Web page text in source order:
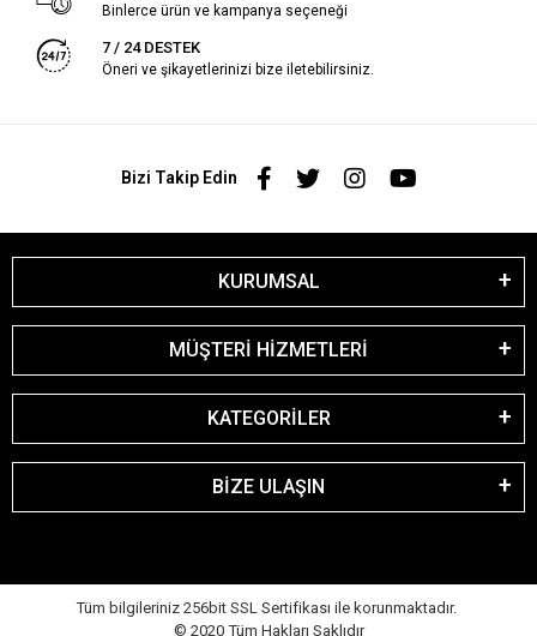
Binlerce ürün ve kampanya seçeneği
7 / 24 DESTEK
Öneri ve şikayetlerinizi bize iletebilirsiniz.
Bizi Takip Edin
KURUMSAL
MÜŞTERİ HİZMETLERİ
KATEGORİLER
BİZE ULAŞIN
Tüm bilgileriniz 256bit SSL Sertifikası ile korunmaktadır.
© 2020 Tüm Hakları Saklıdır